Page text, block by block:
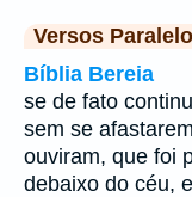
Versos
Bíblia Bereia
se de fato
sem se
ouviram, que foi
debaixo do céu,